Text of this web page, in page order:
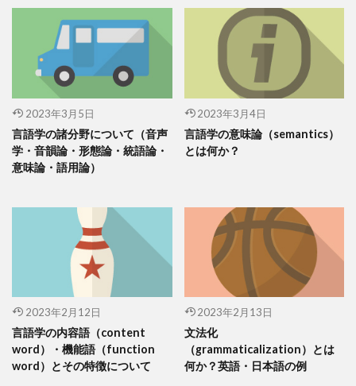
2023年3月5日
言語学の諸分野について（音声
学・音韻論・形態論・統語論・
意味論・語用論）
2023年3月4日
言語学の意味論（semantics）
とは何か？
2023年2月12日
言語学の内容語（content
word）・機能語（function
word）とその特徴について
2023年2月13日
文法化
（grammaticalization）とは
何か？英語・日本語の例